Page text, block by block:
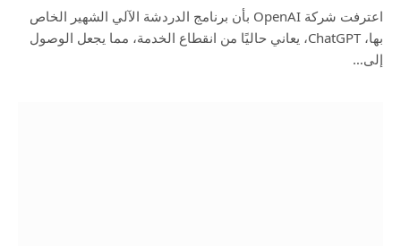
اعترفت شركة OpenAI بأن برنامج الدردشة الآلي الشهير الخاص
بها، ChatGPT، يعاني حاليًا من انقطاع الخدمة، مما يجعل الوصول
إلى…